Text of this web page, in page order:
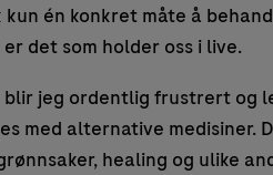
én konkret måte å
det som holder oss i live.
jeg ordentlig frustrert og
med alternative medisiner.
healing og ulike